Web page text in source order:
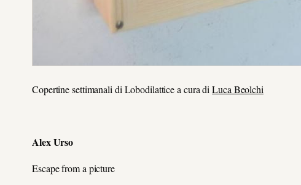
Copertine settimanali di Lobodilattice a cura diLuca Beolchi
Alex Urso
Escape from a picture